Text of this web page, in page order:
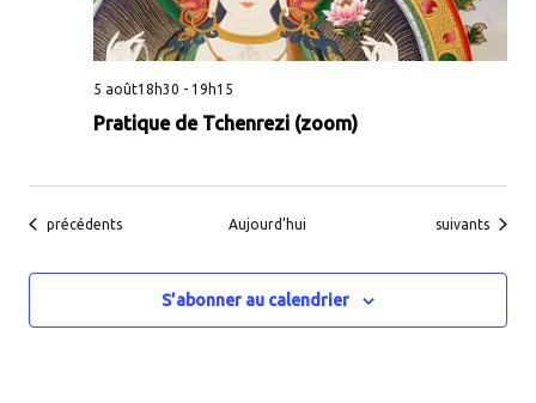
Pratique de Tchenrezi (zoom)
5 août18h30 - 19h15
Évènements
précédents Aujourd’hui Évènements
suivants
S’abonner au calendrier